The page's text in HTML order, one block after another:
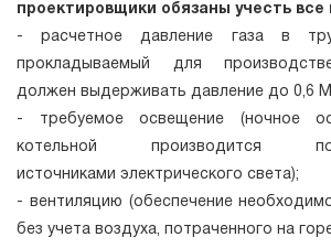
проектировщики обязаны учесть
- расчетное давление газа в
прокладываемый для
должен выдерживать давление до 0,6
- требуемое освещение (ночное
котельной производится
источниками электрического света);
- вентиляцию (обеспечение
без учета воздуха, потраченного на